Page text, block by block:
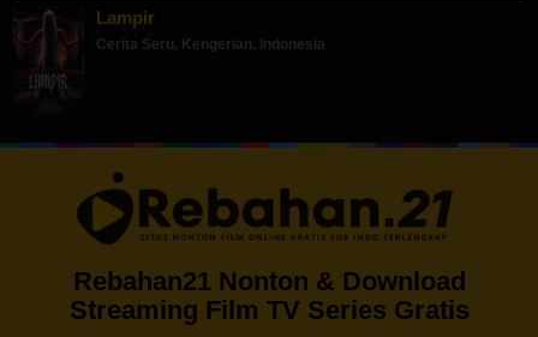
Lampir
Cerita Seru, Kengerian, Indonesia
Rebahan21 Nonton & Download
Streaming Film TV Series Gratis